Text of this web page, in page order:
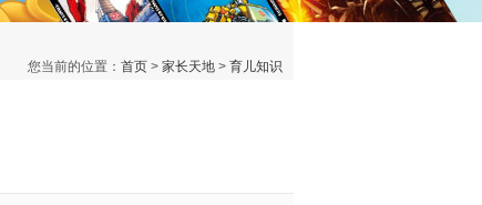
您当前的位置： 首页> 家长天地> 育儿知识